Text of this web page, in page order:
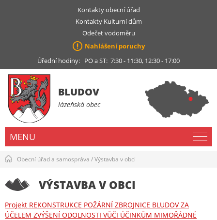
Kontakty obecní úřad
Kontakty Kulturní dům
Odečet vodoměru
Nahlášení poruchy
Úřední hodiny: PO a ST: 7:30 - 11:30, 12:30 - 17:00
BLUDOV
lázeňská obec
MENU
Obecní úřad a samospráva /Výstavba v obci
VÝSTAVBA V OBCI
Projekt REKONSTRUKCE POŽÁRNÍ ZBROJNICE BLUDOV ZA
ÚČELEM ZVÝŠENÍ ODOLNOSTI VŮČI ÚČINKŮM MIMOŘÁDNÉ